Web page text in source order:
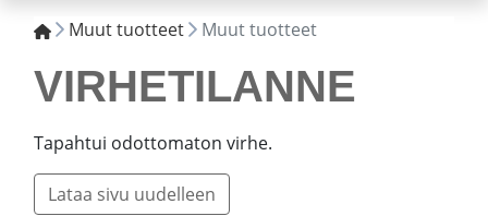
Muut tuotteet Muut tuotteet
VIRHETILANNE
Tapahtui odottomaton virhe.
Lataa sivu uudelleen